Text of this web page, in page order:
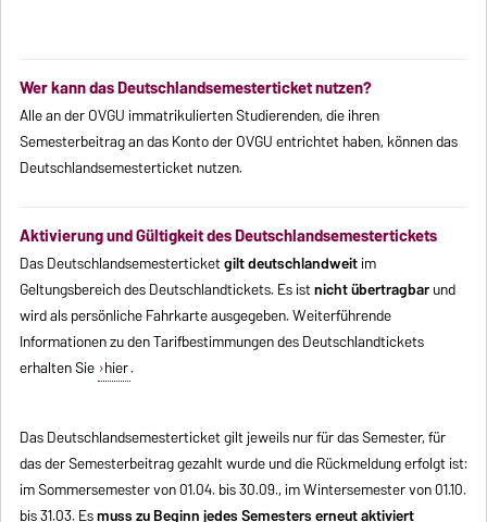
Wer kann das Deutschlandsemesterticket nutzen?
Alle an der OVGU immatrikulierten Studierenden, die ihren
Semesterbeitrag an das Konto der OVGU entrichtet haben, können das
Deutschlandsemesterticket nutzen.
Aktivierung und Gültigkeit des Deutschlandsemestertickets
Das Deutschlandsemesterticketgilt deutschlandweitim
Geltungsbereich des Deutschlandtickets. Es istnicht übertragbarund
wird als persönliche Fahrkarte ausgegeben. Weiterführende
Informationen zu den Tarifbestimmungen des Deutschlandtickets
erhalten Sie hier.
Das Deutschlandsemesterticket gilt jeweils nur für das Semester, für
das der Semesterbeitrag gezahlt wurde und die Rückmeldung erfolgt ist:
im Sommersemester von 01.04. bis 30.09., im Wintersemester von 01.10.
bis 31.03. Esmuss zu Beginn jedes Semesters erneut aktiviert